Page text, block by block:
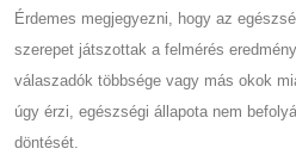
Érdemes megjegyezni, hogy az
szerepet játszottak a felmérés
válaszadók többsége vagy más okok
úgy érzi, egészségi állapota nem
döntését.